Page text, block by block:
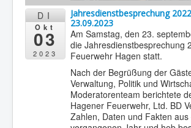
DI
Okt
03
2023
Jahresdienstbesprechung
23.09.2023
Am Samstag, den 23.
die Jahresdienstbesprechung
Feuerwehr Hagen statt.
Nach der Begrüßung der
Verwaltung, Politik und
Moderatorenteam berichtete
Hagener Feuerwehr, Ltd. BD
Zahlen, Daten und Fakten aus